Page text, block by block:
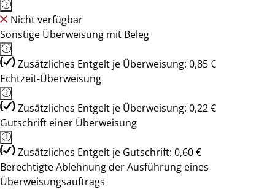
Nicht verfügbar
Sonstige Überweisung mit Beleg
Zusätzliches Entgelt je Überweisung: 0,85 €
Echtzeit-Überweisung
Zusätzliches Entgelt je Überweisung: 0,22 €
Gutschrift einer Überweisung
Zusätzliches Entgelt je Gutschrift: 0,60 €
Berechtigte Ablehnung der Ausführung eines
Überweisungsauftrags